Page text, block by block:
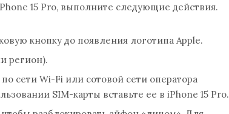
15 Pro, выполните следующие действия.
кнопку до появления логотипа Apple.
регион).
сети Wi-Fi или сотовой сети оператора
SIM-карты вставьте ее в iPhone 15 Pro.